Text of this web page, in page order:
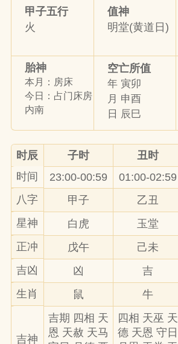
甲子五行
火
值神
明堂(黄道日)
胎神
本月：房床
今日：占门床房
内南
空亡所值
年 寅卯
月 申酉
日 辰巳
时辰 子时 丑时
时间
23:00-00:59 01:00-02:59
八字
甲子 乙丑
星神
白虎 玉堂
正冲
戊午 己未
吉凶
凶 吉
生肖
鼠 牛
吉神
吉期 四相 天
恩 天赦 天马
四相 天巫 天
德 天恩 守日